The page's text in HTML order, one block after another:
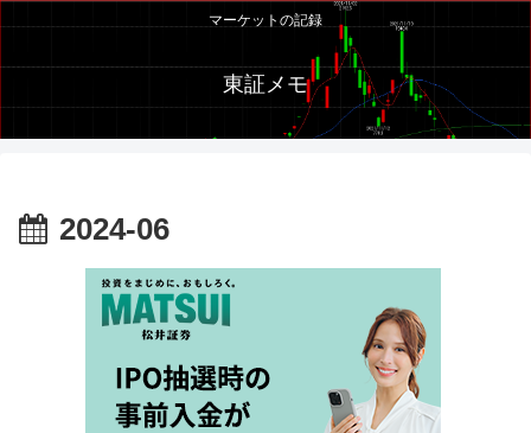
マーケットの記録
東証メモ
2024-06